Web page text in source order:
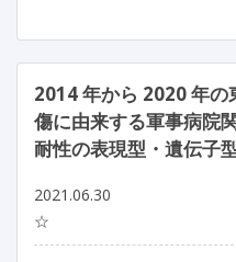
2014 年から 2020 年
傷に由来する軍事病院
耐性の表現型・遺伝子
2021.06.30
☆